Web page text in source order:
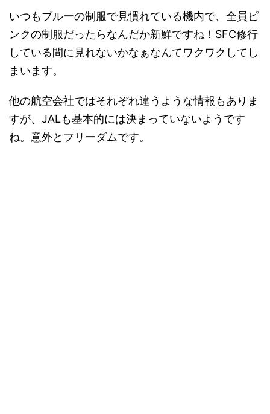
いつもブルーの制服で見慣れている機内で、全員ピ
ンクの制服だったらなんだか新鮮ですね！SFC修行
している間に見れないかなぁなんてワクワクしてし
まいます。
他の航空会社ではそれぞれ違うような情報もありま
すが、JALも基本的には決まっていないようです
ね。意外とフリーダムです。